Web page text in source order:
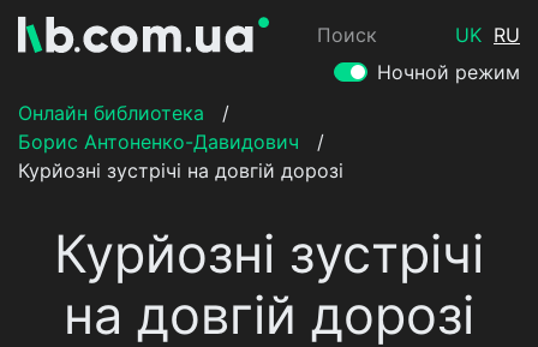
Поиск UK RU
Ночной режим
Онлайн библиотека
/
Борис Антоненко-Давидович
/
Курйозні зустрічі на довгій дорозі
Курйозні зустрічі
на довгій дорозі